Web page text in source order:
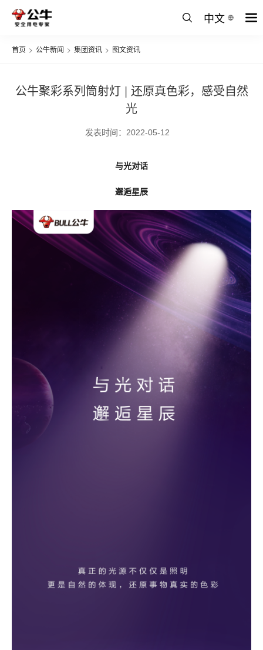
中文
首页 > 公牛新闻 > 集团资讯 > 图文资讯
公牛聚彩系列筒射灯 | 还原真色彩，感受自然
光
发表时间：2022-05-12
与光对话
邂逅星辰